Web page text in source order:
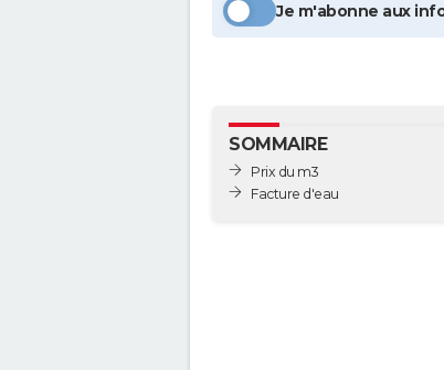
Je m'abonne aux
SOMMAIRE
Prix du m3
Facture d'eau